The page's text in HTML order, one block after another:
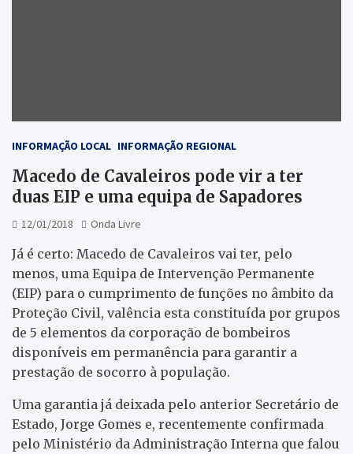
INFORMAÇÃO LOCAL INFORMAÇÃO REGIONAL
Macedo de Cavaleiros pode vir a ter
duas EIP e uma equipa de Sapadores
12/01/2018 Onda Livre
Já é certo: Macedo de Cavaleiros vai ter, pelo
menos, uma Equipa de Intervenção Permanente
(EIP) para o cumprimento de funções no âmbito da
Proteção Civil, valência esta constituída por grupos
de 5 elementos da corporação de bombeiros
disponíveis em permanência para garantir a
prestação de socorro à população.
Uma garantia já deixada pelo anterior Secretário de
Estado, Jorge Gomes e, recentemente confirmada
pelo Ministério da Administração Interna que falou